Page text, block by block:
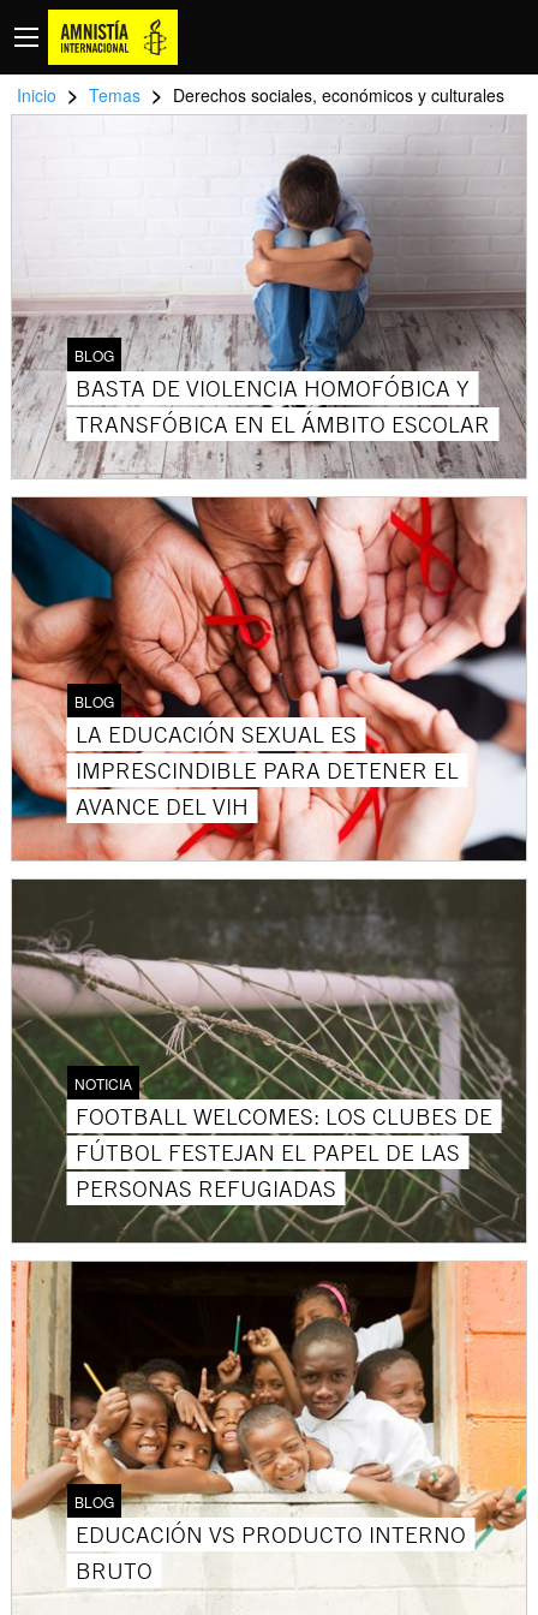
Inicio > Temas > Derechos sociales, económicos y culturales
BLOG
BASTA DE VIOLENCIA HOMOFÓBICA Y
TRANSFÓBICA EN EL ÁMBITO ESCOLAR
BLOG
LA EDUCACIÓN SEXUAL ES
IMPRESCINDIBLE PARA DETENER EL
AVANCE DEL VIH
NOTICIA
FOOTBALL WELCOMES: LOS CLUBES DE
FÚTBOL FESTEJAN EL PAPEL DE LAS
PERSONAS REFUGIADAS
BLOG
EDUCACIÓN VS PRODUCTO INTERNO
BRUTO